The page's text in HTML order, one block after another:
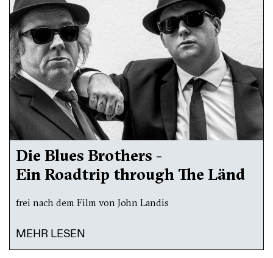
Die Blues Brothers -
Ein Roadtrip through The Länd
frei nach dem Film von John Landis
MEHR LESEN